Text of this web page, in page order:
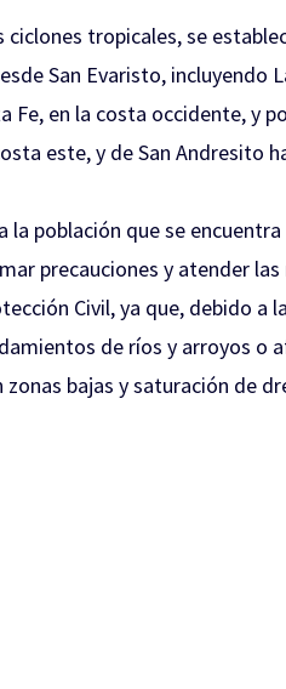
ciclones tropicales, se
San Evaristo,
Fe, en la costa occidente, y
este, y de San Andresito
la población que se
precauciones y atender
Civil, ya que, debido
de ríos y arroyos o
zonas bajas y saturación de